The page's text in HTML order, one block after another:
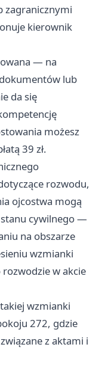
zagranicznymi
kierownik
— na
lub
da się
możesz
39 zł.
rozwodu,
ojcostwa mogą
cywilnego —
na obszarze
wzmianki
w akcie
wzmianki
272, gdzie
z aktami i